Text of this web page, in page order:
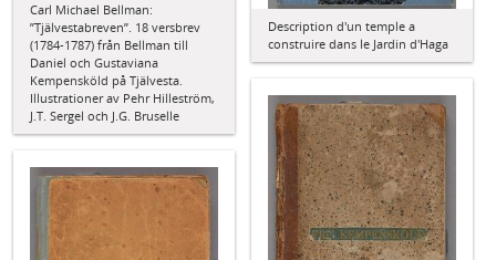
Carl Michael Bellman:
”Tjälvestabreven”. 18 versbrev
(1784-1787) från Bellman till
Daniel och Gustaviana
Kempensköld på Tjälvesta.
Illustrationer av Pehr Hilleström,
J.T. Sergel och J.G. Bruselle
Description d'un temple a
construire dans le Jardin d'Haga